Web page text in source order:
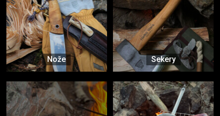
Nože Sekery